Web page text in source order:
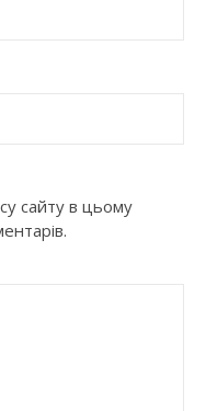
сайту в цьому